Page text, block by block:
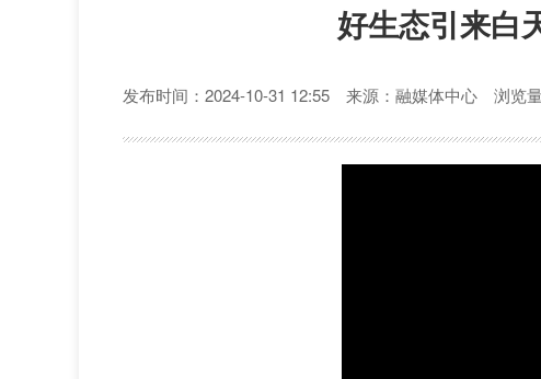
好生态引来白
发布时间：2024-10-31 12:55 来源：融媒体中心 浏览